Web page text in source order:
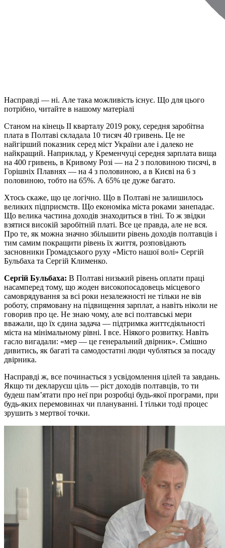
Насправді — ні. Але така можливість існує. Що для цього
потрібно, читайте в нашому матеріалі
Станом на кінець ІІ кварталу 2019 року, середня заробітна
плата в Полтаві складала 10 тисяч 40 гривень. Це не
найгірший показник серед міст України але і далеко не
найкращий. Наприклад, у Кременчуці середня зарплата вища
на 400 гривень, в Кривому Розі — на 2 з половиною тисячі, в
Горішніх Плавнях — на 4 з половиною, а в Києві на 6 з
половиною, тобто на 65%. А 65% це дуже багато.
Хтось скаже, що це логічно. Що в Полтаві не залишилось
великих підприємств. Що економіка міста роками занепадає.
Що велика частина доходів знаходиться в тіні. То ж звідки
взятися високій заробітній платі. Все це правда, але не вся.
Про те, як можна значно збільшити рівень доходів полтавців і
тим самим покращити рівень їх життя, розповідають
засновники Громадського руху «Місто нашої волі» Сергій
Бульбаха та Сергій Клименко.
Сергій Бульбаха: В Полтаві низький рівень оплати праці
насамперед тому, що жоден високопосадовець місцевого
самоврядування за всі роки незалежності не тільки не вів
роботу, спрямовану на підвищення зарплат, а навіть ніколи не
говорив про це. Не знаю чому, але всі полтавські мери
вважали, що їх єдина задача — підтримка життєдіяльності
міста на мінімальному рівні. І все. Ніякого розвитку. Навіть
гасло вигадали: «мер — це генеральний двірник». Смішно
дивитись, як багаті та самодостатні люди чубляться за посаду
двірника.
Насправді ж, все починається з усвідомлення цілей та завдань.
Якщо ти декларуєш ціль — ріст доходів полтавців, то ти
будеш пам’ятати про неї при розробці будь-якої програми, при
будь-яких перемовинах чи плануванні. І тільки тоді процес
зрушить з мертвої точки.